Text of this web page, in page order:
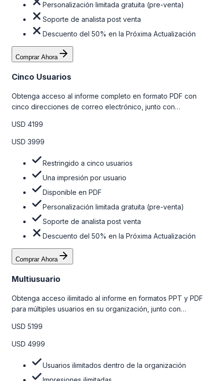
Personalización limitada gratuita (pre-venta)
Soporte de analista post venta
Descuento del 50% en la Próxima Actualización
Comprar Ahora
Cinco Usuarios
Obtenga acceso al informe completo en formato PDF con
cinco direcciones de correo electrónico, junto con
venta y el soporte post-venta de nuestros analistas. Para
obtener más información, consulte la tabla de precios a
USD 4199
USD 3999
Restringido a cinco usuarios
Una impresión por usuario
Disponible en PDF
Personalización limitada gratuita (pre-venta)
Soporte de analista post venta
Descuento del 50% en la Próxima Actualización
Comprar Ahora
Multiusuario
Obtenga acceso ilimitado al informe en formatos PPT y PDF
para múltiples usuarios en su organización, junto con
venta, el soporte post-venta de nuestros analistas y una
opción de actualización gratuita del informe dentro de 180
la tabla de precios a continuación.
USD 5199
USD 4999
Usuarios ilimitados dentro de la organización